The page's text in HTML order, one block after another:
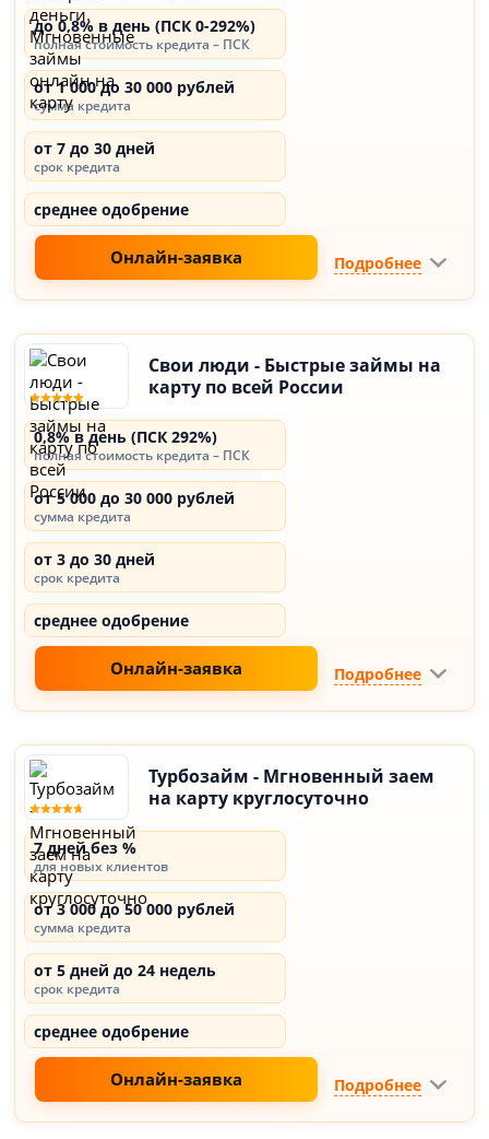
до 0,8% в день (ПСК 0-292%)
полная стоимость кредита – ПСК
от 1 000 до 30 000 рублей
сумма кредита
от 7 до 30 дней
срок кредита
среднее одобрение
Онлайн-заявка Подробнее
Свои люди - Быстрые займы на
карту по всей России
0,8% в день (ПСК 292%)
полная стоимость кредита – ПСК
от 5 000 до 30 000 рублей
сумма кредита
от 3 до 30 дней
срок кредита
среднее одобрение
Онлайн-заявка Подробнее
Турбозайм - Мгновенный заем
на карту круглосуточно
7 дней без %
для новых клиентов
от 3 000 до 50 000 рублей
сумма кредита
от 5 дней до 24 недель
срок кредита
среднее одобрение
Онлайн-заявка Подробнее